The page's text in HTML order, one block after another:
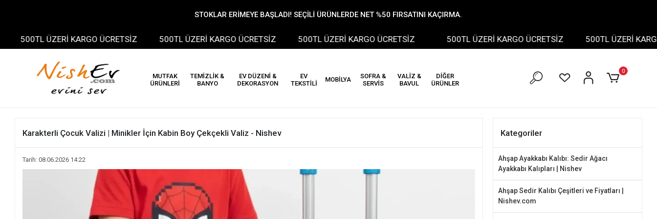
STOKLAR ERİMEYE BAŞLADI! SEÇİLİ ÜRÜNLERDE NET %50 FIRSATINI KAÇIRMA.
ÜZERİ KARGO ÜCRETSİZ 500TL ÜZERİ KARGO ÜCRETSİZ 500TL ÜZERİ KARGO ÜCRETSİZ 500TL ÜZERİ KARGO ÜCRETSİZ 500TL ÜZERİ KARGO
MUTFAK
ÜRÜNLERİ
TEMİZLİK &
BANYO
EV DÜZENİ &
DEKORASYON
EV
TEKSTİLİ
MOBİLYA
SOFRA &
SERVİS
VALİZ &
BAVUL
DİĞER
ÜRÜNLER
0
Karakterli Çocuk Valizi | Minikler İçin Kabin Boy Çekçekli Valiz - Nishev
Tarih: 08.06.2026 14:22
Kategoriler
Ahşap Ayakkabı Kalıbı: Sedir Ağacı
Ayakkabı Kalıpları | Nishev
Ahşap Sedir Kalıbı Çeşitleri ve Fiyatları |
Nishev.com